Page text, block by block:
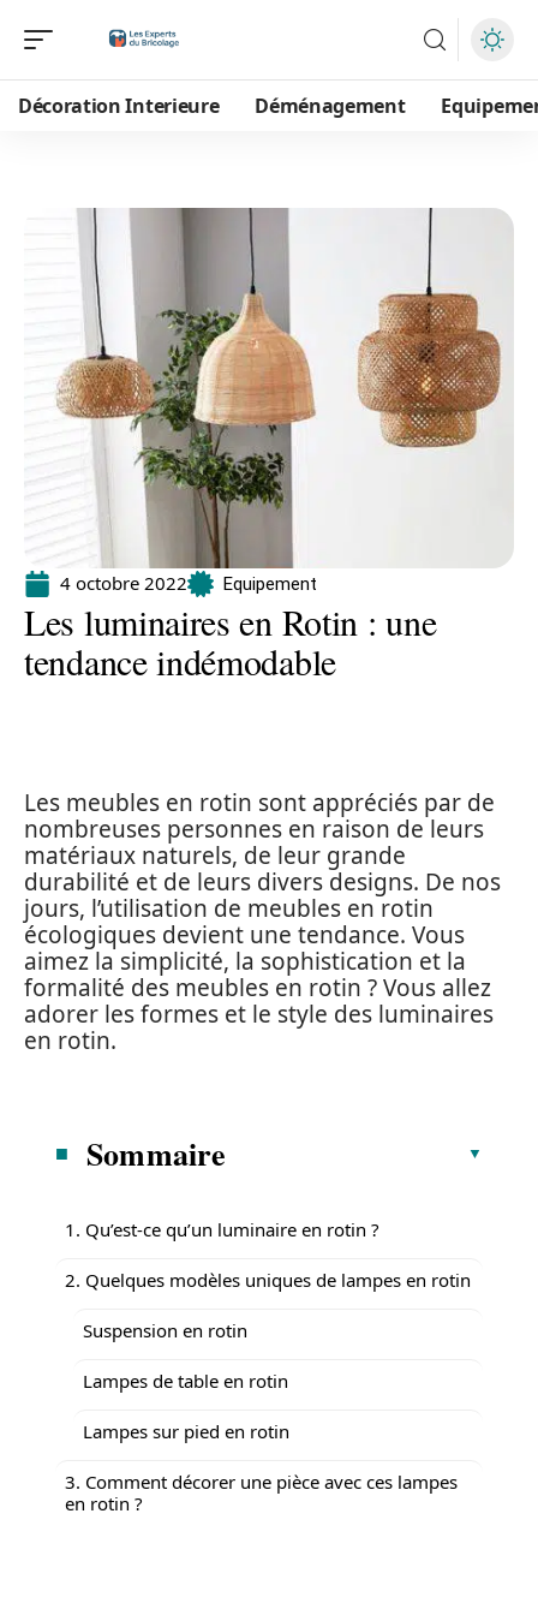
Décoration Interieure Déménagement
4 octobre 2022 Equipement
Les luminaires en Rotin : une
tendance indémodable
Les meubles en rotin sont appréciés par de
nombreuses personnes en raison de leurs
matériaux naturels, de leur grande
durabilité et de leurs divers designs. De nos
jours, l’utilisation de meubles en rotin
écologiques devient une tendance. Vous
aimez la simplicité, la sophistication et la
formalité des meubles en rotin ? Vous allez
adorer les formes et le style des luminaires
en rotin.
Sommaire
1. Qu’est-ce qu’un luminaire en rotin ?
2. Quelques modèles uniques de lampes en rotin
Suspension en rotin
Lampes de table en rotin
Lampes sur pied en rotin
3. Comment décorer une pièce avec ces lampes
en rotin ?